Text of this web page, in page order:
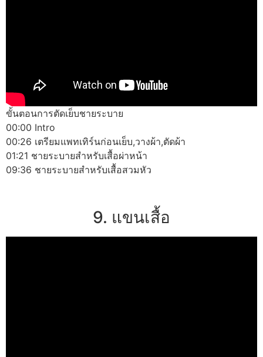
ขั้นตอนการตัดเย็บชายระบาย
00:00 Intro
00:26 เตรียมแพทเทิร์นก่อนเย็บ,วางผ้า,ตัดผ้า
01:21 ชายระบายสำหรับเสื้อผ่าหน้า
09:36 ชายระบายสำหรับเสื้อสวมหัว
9. แขนเสื้อ